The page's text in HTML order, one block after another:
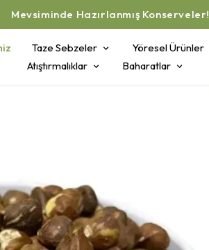
Mevsiminde Hazırlanmış Konserveler!
Taze Sebzeler Yöresel Ürünler
Atıştırmalıklar
Baharatlar